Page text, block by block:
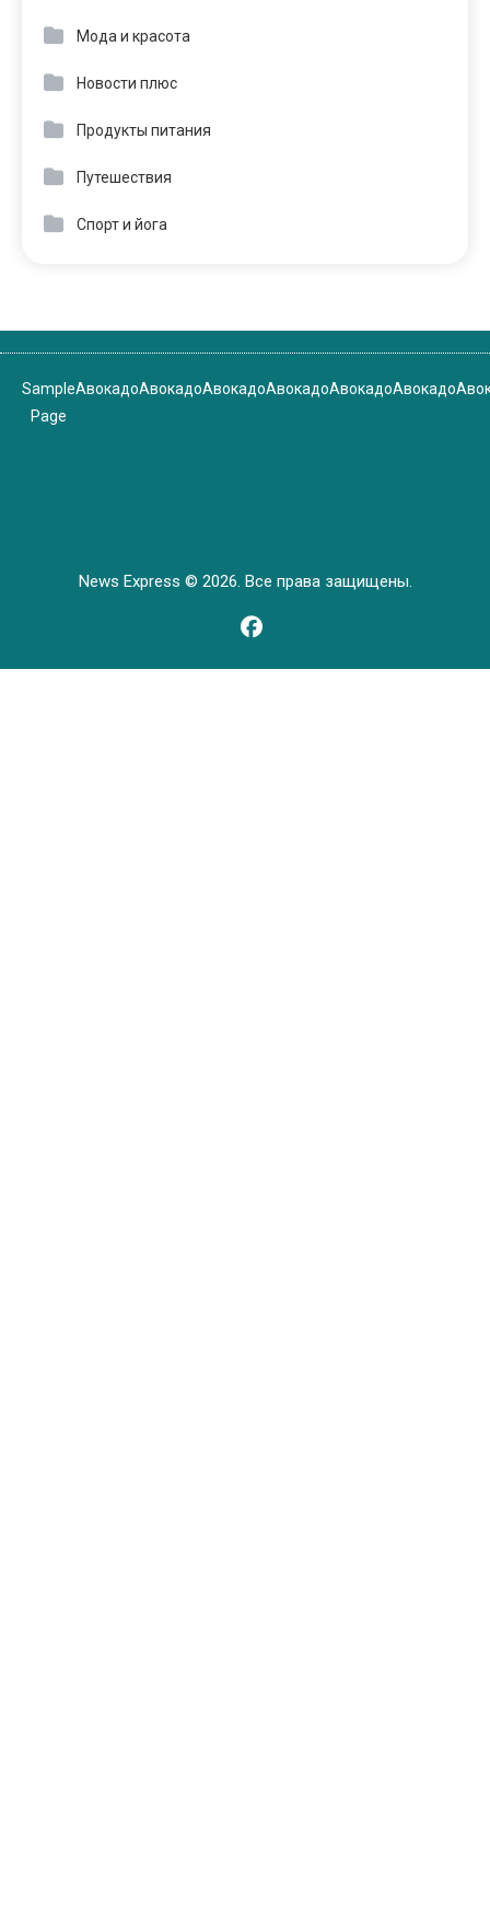
Мода и красота
Новости плюс
Продукты питания
Путешествия
Спорт и йога
Sample
Page
АвокадоАвокадоАвокадоАвокадоАвокадоАвокадо
News Express © 2026. Все права защищены.